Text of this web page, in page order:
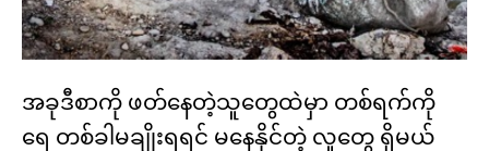
အခုဒီစာကို ဖတ်နေတဲ့သူတွေထဲမှာ တစ်ရက်ကို
ရေ တစ်ခါမချိုးရရင် မနေနိုင်တဲ့ လူတွေ ရှိမယ်